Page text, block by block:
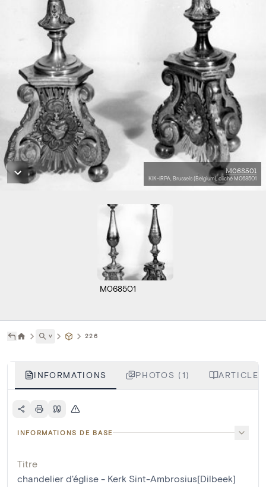
M068501
KIK-IRPA, Brussels (Belgium), cliché M068501
M068501
˅ 226
INFORMATIONS PHOTOS (1)
INFORMATIONS DE BASE
Titre
chandelier d'église - Kerk Sint-Ambrosius[Dilbeek]